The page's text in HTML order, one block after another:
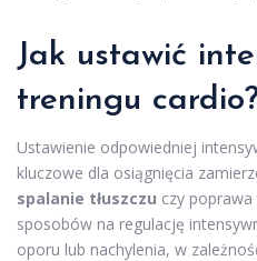
Jak ustawić
treningu
Ustawienie odpowiedniej
kluczowe dla osiągnięcia
spalanie tłuszczu czy
sposobów na regulację
oporu lub nachylenia, w